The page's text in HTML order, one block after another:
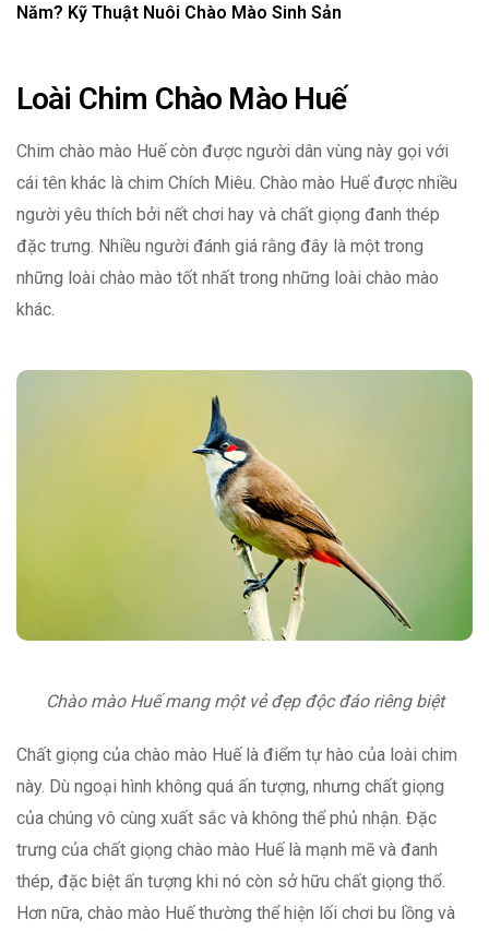
Năm? Kỹ Thuật Nuôi Chào Mào Sinh Sản
Loài Chim Chào Mào Huế
Chim chào mào Huế còn được người dân vùng này gọi với
cái tên khác là chim Chích Miêu. Chào mào Huế được nhiều
người yêu thích bởi nết chơi hay và chất giọng đanh thép
đặc trưng. Nhiều người đánh giá rằng đây là một trong
những loài chào mào tốt nhất trong những loài chào mào
khác.
Chào mào Huế mang một vẻ đẹp độc đáo riêng biệt
Chất giọng của chào mào Huế là điểm tự hào của loài chim
này. Dù ngoại hình không quá ấn tượng, nhưng chất giọng
của chúng vô cùng xuất sắc và không thể phủ nhận. Đặc
trưng của chất giọng chào mào Huế là mạnh mẽ và đanh
thép, đặc biệt ấn tượng khi nó còn sở hữu chất giọng thổ.
Hơn nữa, chào mào Huế thường thể hiện lối chơi bu lồng và